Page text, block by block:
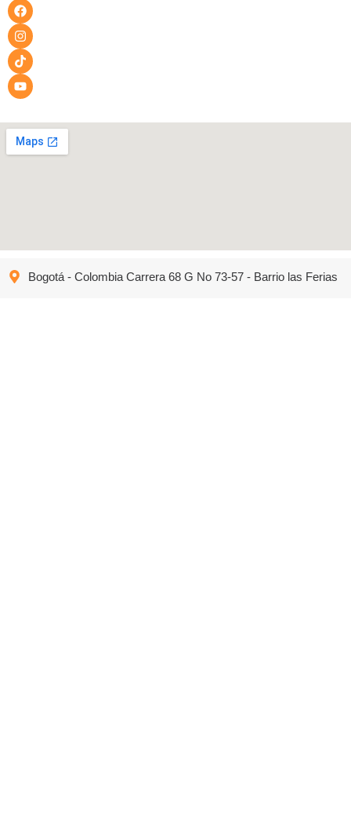
Bogotá - Colombia Carrera 68 G No 73-57 - Barrio las Ferias